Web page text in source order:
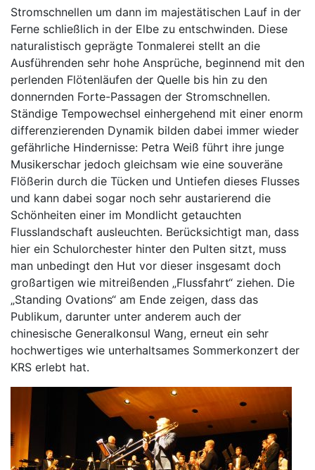
Stromschnellen um dann im majestätischen Lauf in der
Ferne schließlich in der Elbe zu entschwinden. Diese
naturalistisch geprägte Tonmalerei stellt an die
Ausführenden sehr hohe Ansprüche, beginnend mit den
perlenden Flötenläufen der Quelle bis hin zu den
donnernden Forte-Passagen der Stromschnellen.
Ständige Tempowechsel einhergehend mit einer enorm
differenzierenden Dynamik bilden dabei immer wieder
gefährliche Hindernisse: Petra Weiß führt ihre junge
Musikerschar jedoch gleichsam wie eine souveräne
Flößerin durch die Tücken und Untiefen dieses Flusses
und kann dabei sogar noch sehr austarierend die
Schönheiten einer im Mondlicht getauchten
Flusslandschaft ausleuchten. Berücksichtigt man, dass
hier ein Schulorchester hinter den Pulten sitzt, muss
man unbedingt den Hut vor dieser insgesamt doch
großartigen wie mitreißenden „Flussfahrt“ ziehen. Die
„Standing Ovations“ am Ende zeigen, dass das
Publikum, darunter unter anderem auch der
chinesische Generalkonsul Wang, erneut ein sehr
hochwertiges wie unterhaltsames Sommerkonzert der
KRS erlebt hat.